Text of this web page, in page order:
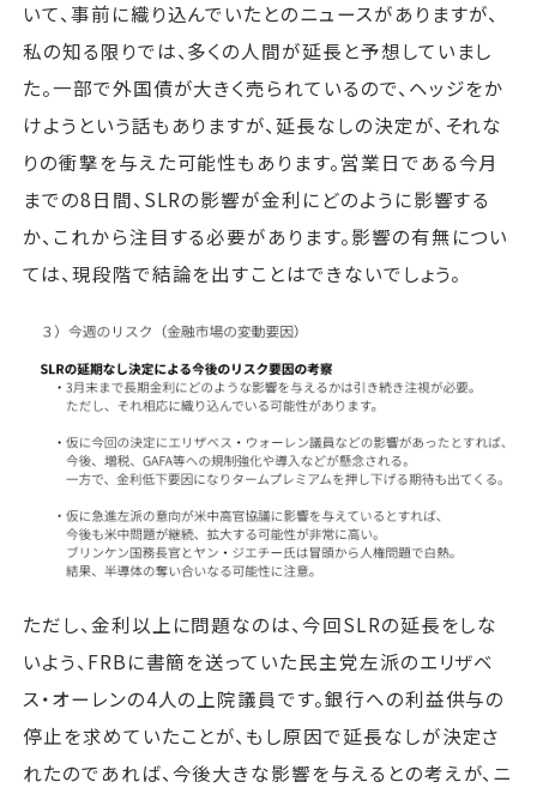
いて、事前に織り込んでいたとのニュースがありますが、
私の知る限りでは、多くの人間が延長と予想していまし
た。一部で外国債が大きく売られているので、ヘッジをか
けようという話もありますが、延長なしの決定が、それな
りの衝撃を与えた可能性もあります。営業日である今月
までの8日間、SLRの影響が金利にどのように影響する
か、これから注目する必要があります。影響の有無につい
ては、現段階で結論を出すことはできないでしょう。
ただし、金利以上に問題なのは、今回SLRの延長をしな
いよう、FRBに書簡を送っていた民主党左派のエリザベ
ス・オーレンの4人の上院議員です。銀行への利益供与の
停止を求めていたことが、もし原因で延長なしが決定さ
れたのであれば、今後大きな影響を与えるとの考えが、ニ